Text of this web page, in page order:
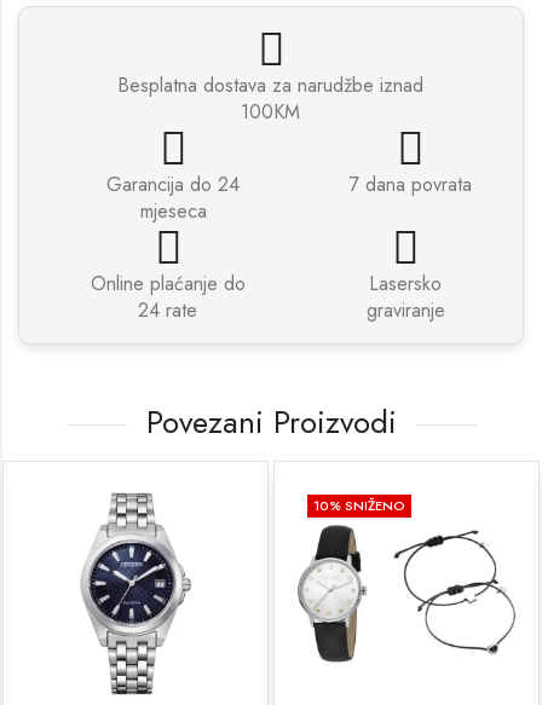
Besplatna dostava za narudžbe iznad
100KM
Garancija do 24
mjeseca
7 dana povrata
Online plaćanje do
24 rate
Lasersko
graviranje
Povezani Proizvodi
10% SNIŽENO